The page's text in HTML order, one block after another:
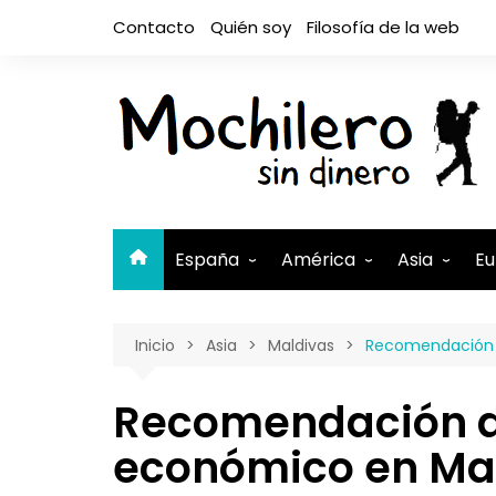
Contacto Quién soy Filosofía de la web
España
Aragón
Canarias
El Hierro
Cantabria
América
Belice
Brasil
Canadá
Asia
Filipinas
India
Indonesia
Israel y
Inicio Asia Maldivas
Recomendación
económico en